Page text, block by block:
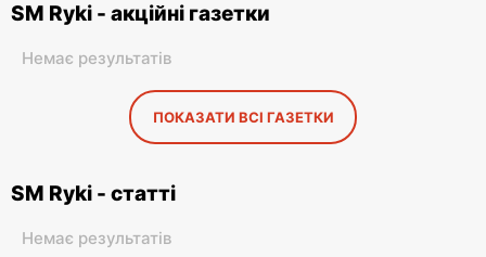
SM Ryki - акційні газетки
Немає результатів
ПОКАЗАТИ ВСІ ГАЗЕТКИ
SM Ryki - статті
Немає результатів